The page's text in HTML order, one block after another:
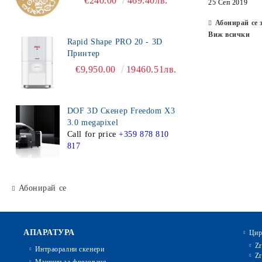
Rapid Shape PRO 20 - 3D
Принтер
€9,950.00 19460.51лв.
DOF 3D Скенер Freedom X3
3.0 megapixel
Call for price +359 878 810
817
Абонирай се
25 Сеп 2019
Абонирай се
Виж всички
АПАРАТУРА
Интраорални скенери